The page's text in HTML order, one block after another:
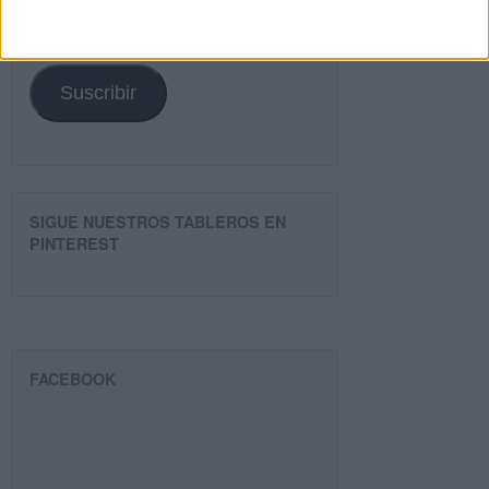
email
Suscribir
SIGUE NUESTROS TABLEROS EN
PINTEREST
FACEBOOK